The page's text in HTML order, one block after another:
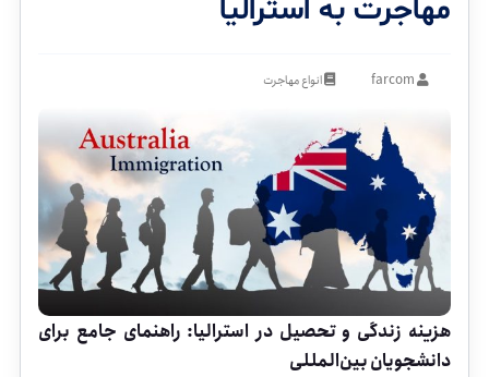
مهاجرت به استرالیا
انواع مهاجرت
هزینه زندگی وتحصیل در استرالیا: راهنمای جامع برای
دانشجویانبین‌المللی